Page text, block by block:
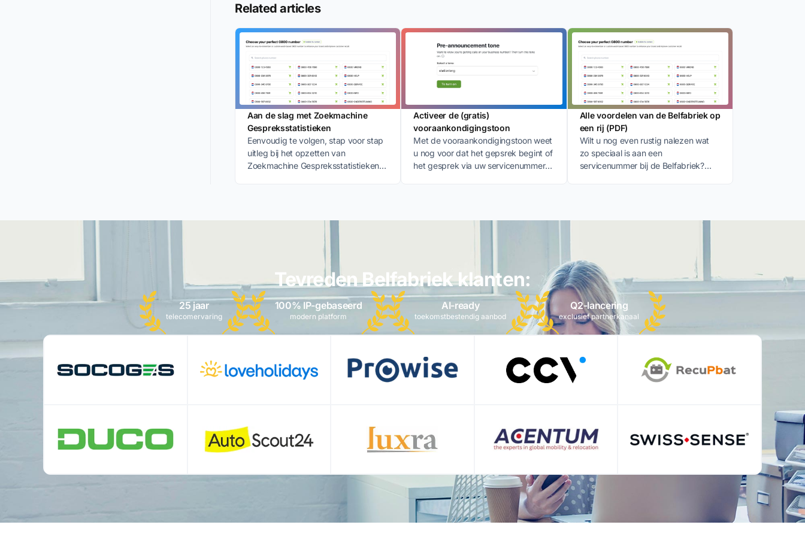
Related articles
Aan de slag met Zoekmachine
Gespreksstatistieken
Eenvoudig te volgen, stap voor stap
uitleg bij het opzetten van
Zoekmachine Gespreksstatistieken in
Activeer de (gratis)
vooraankondigingstoon
Met de vooraankondigingstoon weet
u nog voor dat het gepsrek begint of
het gesprek via uw servicenummer
Alle voordelen van de Belfabriek op
een rij (PDF)
Wilt u nog even rustig nalezen wat
zo speciaal is aan een
servicenummer bij de Belfabriek?
Tevreden Belfabriek klanten:
25 jaar
telecomervaring
100% IP-gebaseerd
modern platform
AI-ready
toekomstbestendig aanbod
Q2-lancering
exclusief partnerkanaal